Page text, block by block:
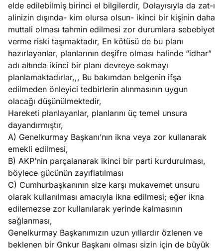
elde edilebilmiş birinci el bilgilerdir, Dolayısıyla da zat-ı
alinizin dışında- kim olursa olsun- ikinci bir kişinin daha
muttali olması tahmin edilmesi zor durumlara sebebiyet
verme riski taşımaktadır, En kötüsü de bu planı
hazırlayanlar, planlarının deşifre olması halinde “idhar”
adı altında ikinci bir planı devreye sokmayı
planlamaktadırlar,,, Bu bakımdan belgenin ifşa
edilmeden önleyici tedbirlerin alınmasının uygun
olacağı düşünülmektedir,
Hareketi planlayanlar, planlarını üç temel unsura
dayandırmıştır,
A) Genelkurmay Başkanı’nın ikna veya zor kullanarak
emekli edilmesi,
B) AKP’nin parçalanarak ikinci bir parti kurdurulması,
böylece gücünün zayıflatılması
C) Cumhurbaşkanının size karşı mukavemet unsuru
olarak kullanılması amacıyla ikna edilmesi; eğer ikna
edilemezse zor kullanılarak yerinde kalmasının
sağlanması,
Genelkurmay Başkanımızın uzun yıllardır özlenen ve
beklenen bir Gnkur Başkanı olması sizin için de büyük